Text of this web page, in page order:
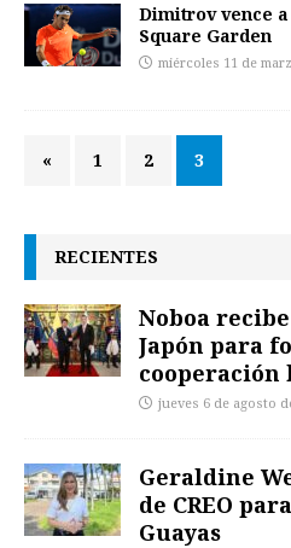
Dimitrov vence
Square Garden
miércoles 11 de
« 1 2 3
RECIENTES
Noboa
Japón para
jueves 6 de agosto
Geraldine
de CREO
Guayas